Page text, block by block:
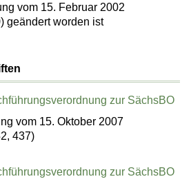
vom 15. Februar 2002
geändert worden ist
zur SächsBO
vom 15. Oktober 2007
437)
zur SächsBO